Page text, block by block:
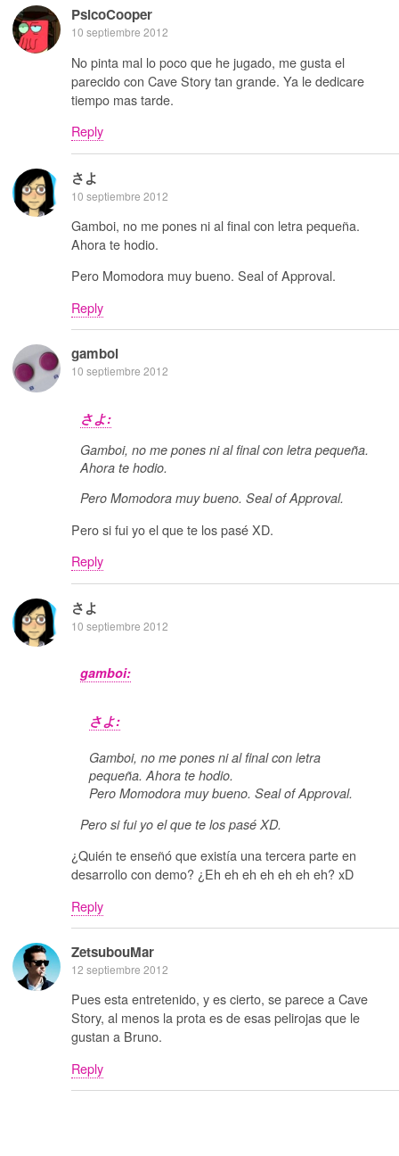
PsicoCooper
10 septiembre 2012
No pinta mal lo poco que he jugado, me gusta el
parecido con Cave Story tan grande. Ya le dedicare
tiempo mas tarde.
Reply
さよ
10 septiembre 2012
Gamboi, no me pones ni al final con letra pequeña.
Ahora te hodio.
Pero Momodora muy bueno. Seal of Approval.
Reply
gamboi
10 septiembre 2012
さよ:
Gamboi, no me pones ni al final con letra pequeña.
Ahora te hodio.
Pero Momodora muy bueno. Seal of Approval.
Pero si fui yo el que te los pasé XD.
Reply
さよ
10 septiembre 2012
gamboi:
さよ:
Gamboi, no me pones ni al final con letra
pequeña. Ahora te hodio.
Pero Momodora muy bueno. Seal of Approval.
Pero si fui yo el que te los pasé XD.
¿Quién te enseñó que existía una tercera parte en
desarrollo con demo? ¿Eh eh eh eh eh eh eh? xD
Reply
ZetsubouMar
12 septiembre 2012
Pues esta entretenido, y es cierto, se parece a Cave
Story, al menos la prota es de esas pelirojas que le
gustan a Bruno.
Reply